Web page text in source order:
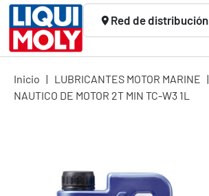
Red de distribución
Inicio | LUBRICANTES MOTOR MARINE |
NAUTICO DE MOTOR 2T MIN TC-W3 1L